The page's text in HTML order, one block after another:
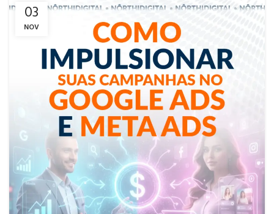
03
NOV